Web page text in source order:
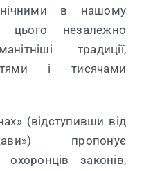
в нашому
незалежно
традиції,
і тисячами
(відступивши від
пропонує
законів,